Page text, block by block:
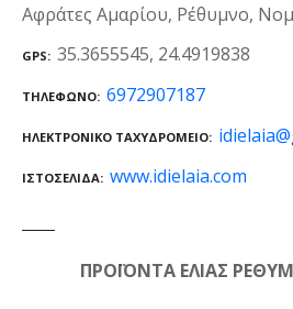
Αφράτες Αμαρίου, Ρέθυμνο,
GPS 35.3655545, 24.4919838
ΤΗΛΈΦΩΝΟ 6972907187
ΗΛΕΚΤΡΟΝΙΚΌ ΤΑΧΥΔΡΟΜΕΊΟ
ΙΣΤΟΣΕΛΊΔΑ www.idielaia.com
ΠΡΟΪΟΝΤΑ ΕΛΙΑΣ